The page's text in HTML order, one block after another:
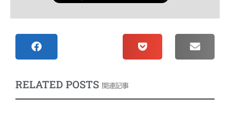
RELATED POSTS 関連記事